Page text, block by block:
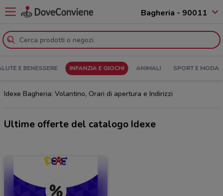
Bagheria - 90011
E BENESSERE INFANZIA E GIOCHI ANIMALI SPORT E MODA
Idexe Bagheria: Volantino, Orari di apertura e Indirizzi
Ultime offerte del catalogo Idexe